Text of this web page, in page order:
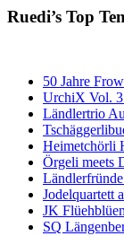
Ruedi’s Top Ten
50 Jahre
UrchiX Vol. 3
Ländlertrio
Heimetchörli
Örgeli meets
Jodelquartett
JK
SQ